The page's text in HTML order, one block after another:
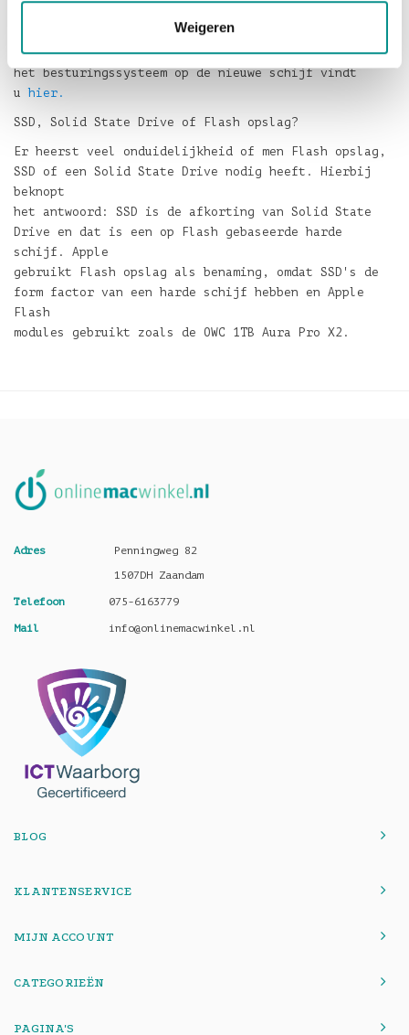
Weigeren
De installatiehandleiding voor het installeren van
het besturingssysteem op de nieuwe schijf vindt
uhier.
SSD, Solid State Drive of Flash opslag?
Er heerst veel onduidelijkheid of men Flash opslag,
SSD of een Solid State Drive nodig heeft. Hierbij
beknopt
het antwoord: SSD is de afkorting van Solid State
Drive en dat is een op Flash gebaseerde harde
schijf. Apple
gebruikt Flash opslag als benaming, omdat SSD's de
form factor van een harde schijf hebben en Apple
Flash
modules gebruikt zoals de OWC 1TB Aura Pro X2.
Adres
Penningweg 82
1507DH Zaandam
Telefoon 075-6163779
Mail info@onlinemacwinkel.nl
BLOG
KLANTENSERVICE
MIJN ACCOUNT
CATEGORIEËN
PAGINA'S